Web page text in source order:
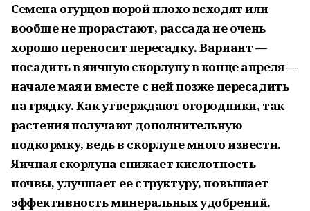
Семена огурцов порой плохо всходят или
вообще не прорастают, рассада не очень
хорошо переносит пересадку. Вариант —
посадить в яичную скорлупу в конце апреля —
начале мая и вместе с ней позже пересадить
на грядку. Как утверждают огородники, так
растения получают дополнительную
подкормку, ведь в скорлупе много извести.
Яичная скорлупа снижает кислотность
почвы, улучшает ее структуру, повышает
эффективность минеральных удобрений.